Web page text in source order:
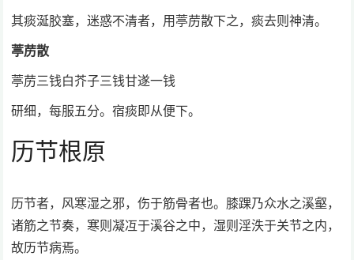
其痰涎胶塞，迷惑不清者，用葶苈散下之，痰去则神清。
葶苈散
葶苈三钱白芥子三钱甘遂一钱
研细，每服五分。宿痰即从便下。
历节根原
历节者，风寒湿之邪，伤于筋骨者也。膝踝乃众水之溪壑，
诸筋之节奏，寒则凝冱于溪谷之中，湿则淫泆于关节之内，
故历节病焉。